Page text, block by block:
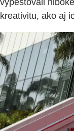
kreativitu, ako aj